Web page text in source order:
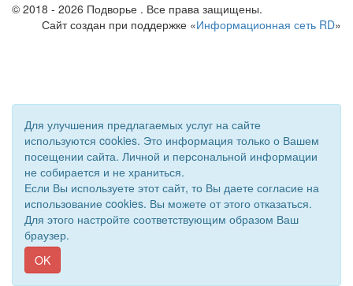
© 2018 - 2026 Подворье . Все права защищены.
Сайт создан при поддержке «Информационная сеть RD»
Для улучшения предлагаемых услуг на сайте
используются cookies. Это информация только о Вашем
посещении сайта. Личной и персональной информации
не собирается и не храниться.
Если Вы используете этот сайт, то Вы даете согласие на
использование cookies. Вы можете от этого отказаться.
Для этого настройте соответствующим образом Ваш
браузер.
OK